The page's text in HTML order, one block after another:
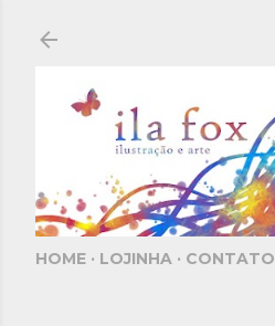
HOME LOJINHA CONTATO